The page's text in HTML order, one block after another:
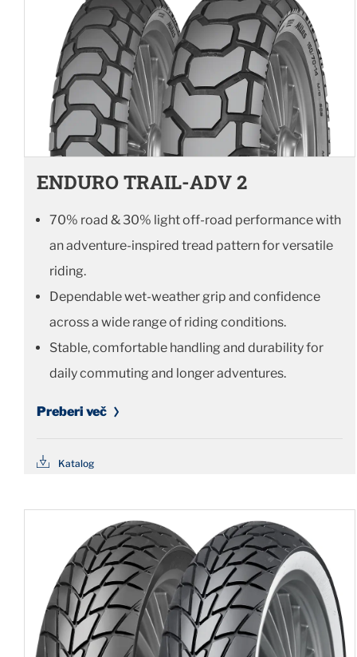
ENDURO TRAIL-ADV 2
70% road & 30% light off-road performance with
an adventure-inspired tread pattern for versatile
riding.
Dependable wet-weather grip and confidence
across a wide range of riding conditions.
Stable, comfortable handling and durability for
daily commuting and longer adventures.
Preberi več
Katalog